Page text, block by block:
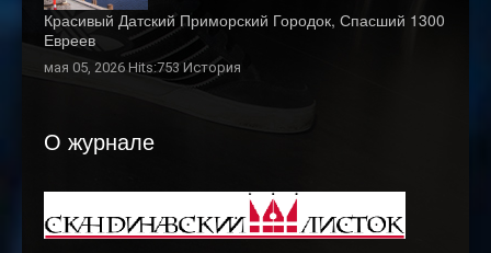
Красивый Датский Приморский Городок, Спасший 1300
Евреев
мая 05, 2026 Hits:753 История
О журнале